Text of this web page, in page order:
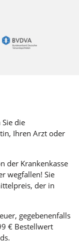
die
Ihren Arzt oder
der Krankenkasse
wegfallen! Sie
der in
gegebenenfalls
€ Bestellwert